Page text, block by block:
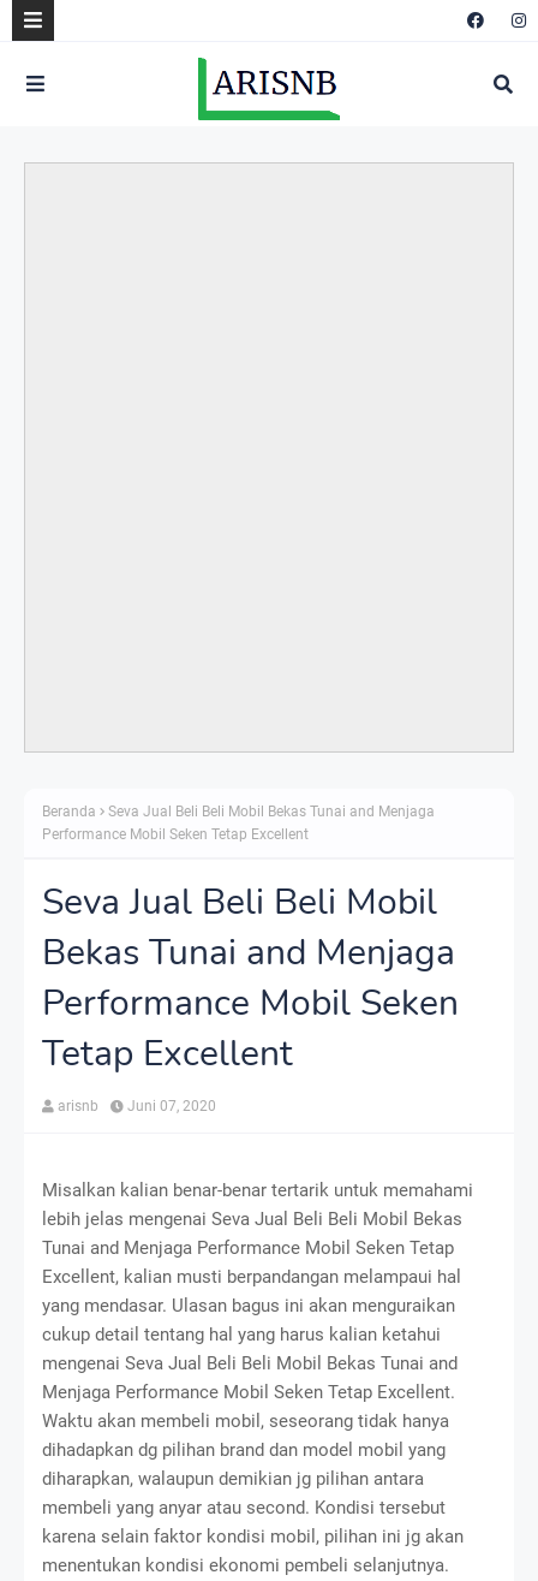
Beranda
Seva Jual Beli Beli Mobil Bekas Tunai and Menjaga
Performance Mobil Seken Tetap Excellent
Seva Jual Beli Beli Mobil
Bekas Tunai and Menjaga
Performance Mobil Seken
Tetap Excellent
arisnb Juni 07, 2020
Misalkan kalian benar-benar tertarik untuk memahami
lebih jelas mengenai Seva Jual Beli Beli Mobil Bekas
Tunai and Menjaga Performance Mobil Seken Tetap
Excellent, kalian musti berpandangan melampaui hal
yang mendasar. Ulasan bagus ini akan menguraikan
cukup detail tentang hal yang harus kalian ketahui
mengenai Seva Jual Beli Beli Mobil Bekas Tunai and
Menjaga Performance Mobil Seken Tetap Excellent.
Waktu akan membeli mobil, seseorang tidak hanya
dihadapkan dg pilihan brand dan model mobil yang
diharapkan, walaupun demikian jg pilihan antara
membeli yang anyar atau second. Kondisi tersebut
karena selain faktor kondisi mobil, pilihan ini jg akan
menentukan kondisi ekonomi pembeli selanjutnya.